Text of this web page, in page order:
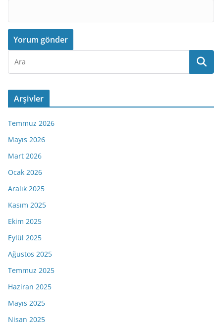
Arşivler
Temmuz 2026
Mayıs 2026
Mart 2026
Ocak 2026
Aralık 2025
Kasım 2025
Ekim 2025
Eylül 2025
Ağustos 2025
Temmuz 2025
Haziran 2025
Mayıs 2025
Nisan 2025